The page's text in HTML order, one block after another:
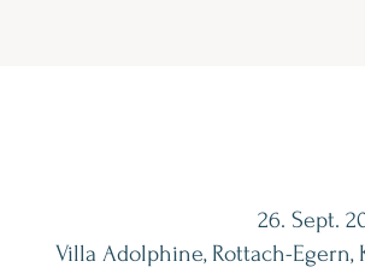
26. Sept.
Villa Adolphine, Rottach-Egern,